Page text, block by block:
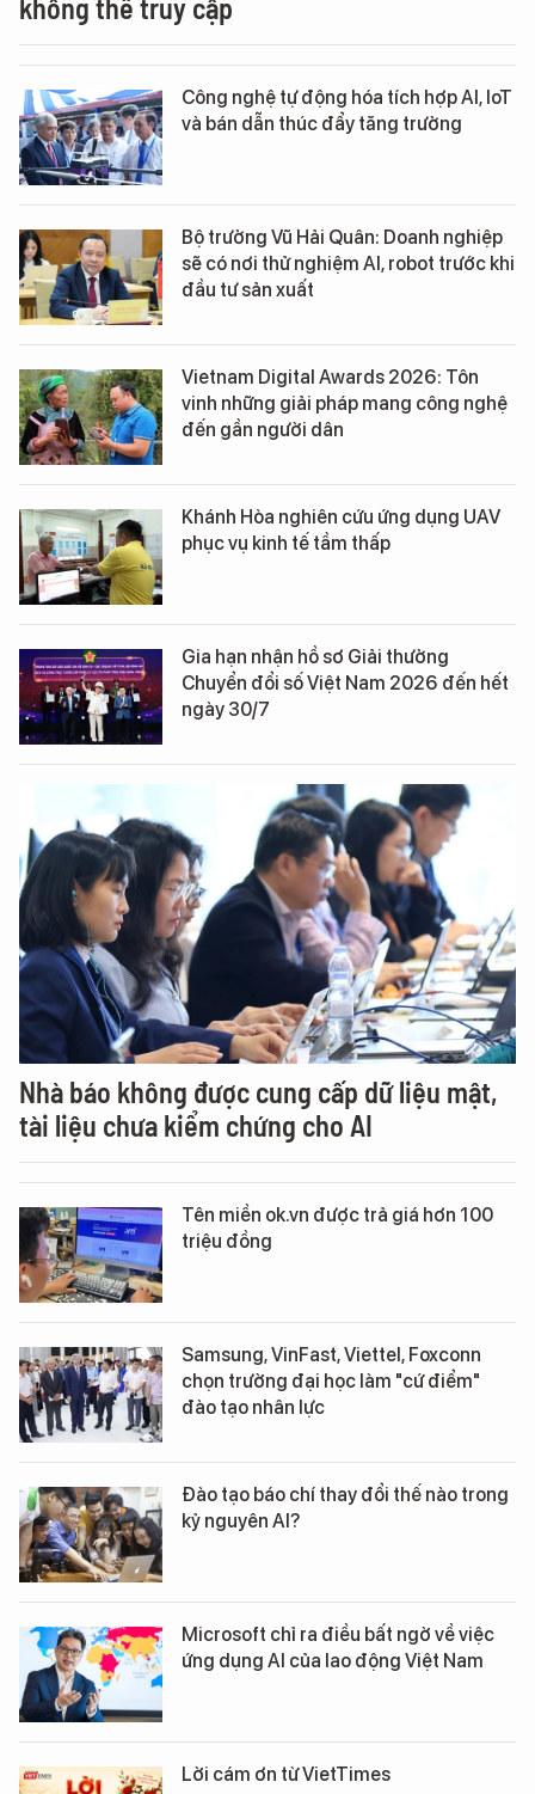
không thể truy cập
Công nghệ tự động hóa tích hợp AI, IoT
và bán dẫn thúc đẩy tăng trưởng
Bộ trưởng Vũ Hải Quân: Doanh nghiệp
sẽ có nơi thử nghiệm AI, robot trước khi
đầu tư sản xuất
Vietnam Digital Awards 2026: Tôn
vinh những giải pháp mang công nghệ
đến gần người dân
Khánh Hòa nghiên cứu ứng dụng UAV
phục vụ kinh tế tầm thấp
Gia hạn nhận hồ sơ Giải thưởng
Chuyển đổi số Việt Nam 2026 đến hết
ngày 30/7
Nhà báo không được cung cấp dữ liệu mật,
tài liệu chưa kiểm chứng cho AI
Tên miền ok.vn được trả giá hơn 100
triệu đồng
Samsung, VinFast, Viettel, Foxconn
chọn trường đại học làm "cứ điểm"
đào tạo nhân lực
Đào tạo báo chí thay đổi thế nào trong
kỷ nguyên AI?
Microsoft chỉ ra điều bất ngờ về việc
ứng dụng AI của lao động Việt Nam
Lời cám ơn từ VietTimes